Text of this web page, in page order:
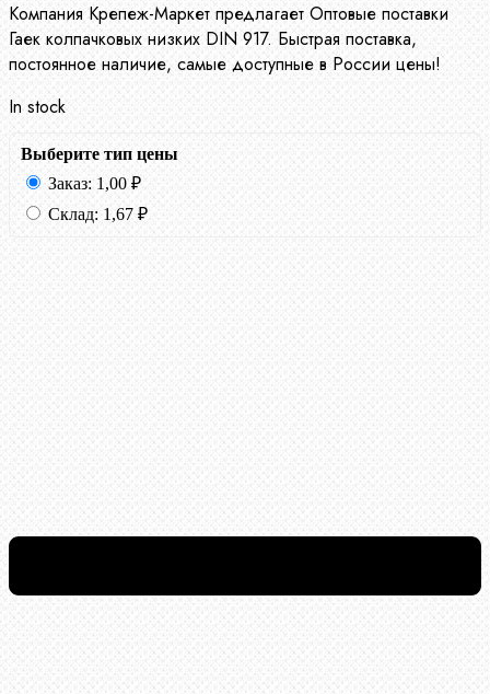
Компания Крепеж-Маркет предлагает Оптовые поставки
Гаек колпачковых низких DIN 917. Быстрая поставка,
постоянное наличие, самые доступные в России цены!
In stock
Выберите тип цены
Заказ: 1,00 ₽
Склад: 1,67 ₽